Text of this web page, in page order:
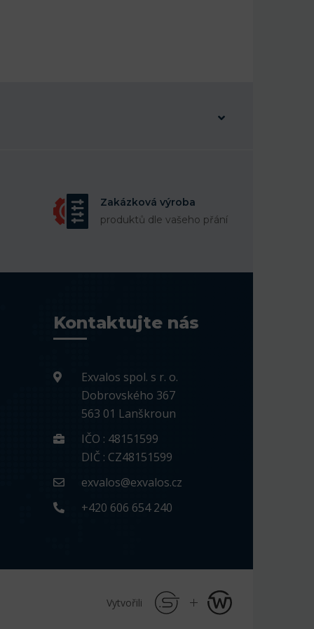
Zakázková výroba
produktů dle vašeho přání
Kontaktujte nás
Exvalos spol. s r. o.
Dobrovského 367
563 01 Lanškroun
IČO : 48151599
DIČ : CZ48151599
exvalos@exvalos.cz
+420 606 654 240
Vytvořili